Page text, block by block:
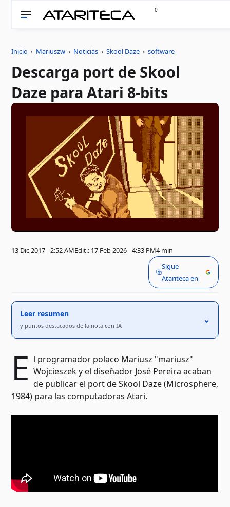
0
Inicio › Mariuszw › Noticias ›Skool Daze ›software
Descarga port de Skool
Daze para Atari 8-bits
13 Dic 2017 - 2:52 AMEdit.: 17 Feb 2026 - 4:33 PM4 min
Sigue
Atariteca en
Leer resumen
y puntos destacados de la nota con IA
⌃
E l programador polaco Mariusz "mariusz"
Wojcieszek y el diseñador José Pereira acaban
de publicar el port de Skool Daze (Microsphere,
1984) para las computadoras Atari.